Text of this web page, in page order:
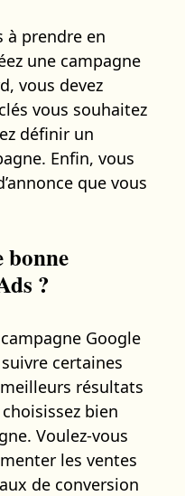
à prendre en
une campagne
vous devez
vous souhaitez
définir un
Enfin, vous
que vous
bonne
?
Google
certaines
résultats
bien
Voulez-vous
les ventes
de conversion